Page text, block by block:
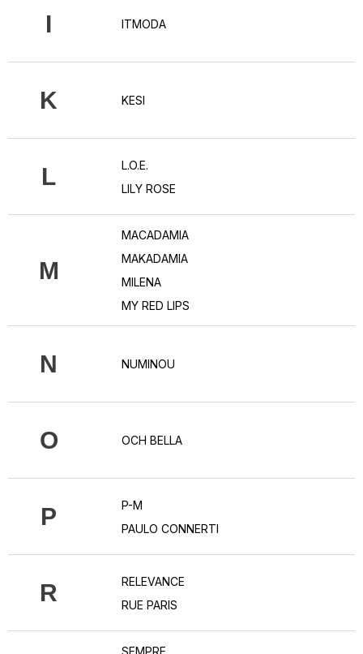
I ITMODA
K KESI
L
L.O.E.
LILY ROSE
M
MACADAMIA
MAKADAMIA
MILENA
MY RED LIPS
N NUMINOU
O OCH BELLA
P
P-M
PAULO CONNERTI
R
RELEVANCE
RUE PARIS
SEMPRE